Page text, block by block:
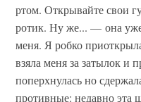
ртом. Открывайте свои
ротик. Ну же... — она уже
меня. Я робко
взяла меня за затылок и
поперхнулась но
противные: недавно эта